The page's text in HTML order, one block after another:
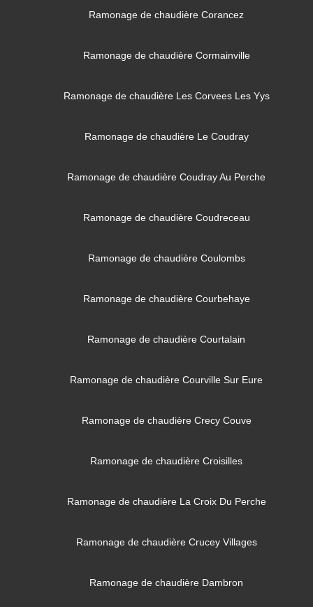
Ramonage de chaudière Corancez
Ramonage de chaudière Cormainville
Ramonage de chaudière Les Corvees Les Yys
Ramonage de chaudière Le Coudray
Ramonage de chaudière Coudray Au Perche
Ramonage de chaudière Coudreceau
Ramonage de chaudière Coulombs
Ramonage de chaudière Courbehaye
Ramonage de chaudière Courtalain
Ramonage de chaudière Courville Sur Eure
Ramonage de chaudière Crecy Couve
Ramonage de chaudière Croisilles
Ramonage de chaudière La Croix Du Perche
Ramonage de chaudière Crucey Villages
Ramonage de chaudière Dambron